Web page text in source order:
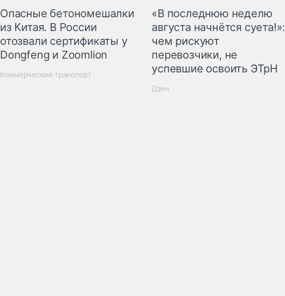
Опасные бетономешалки
из Китая. В России
отозвали сертификаты у
Dongfeng и Zoomlion
Коммерческий транспорт
«В последнюю неделю
августа начнётся суета!»:
чем рискуют
перевозчики, не
успевшие освоить ЭТрН
Дзен